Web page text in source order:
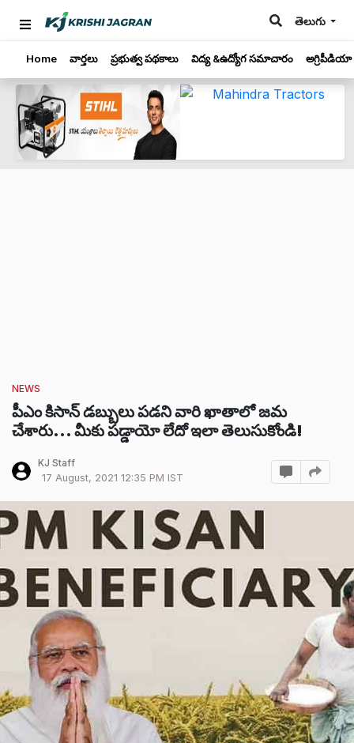
తెలుగు
Home వార్తలు ప్రభుత్వ పథకాలు విద్య &ఉద్యోగ సమాచారం అగ్రిపీడియా
NEWS
పీఎం కిసాన్ డబ్బులు పడని వారి ఖాతాలో జమ
చేశారు... మీకు పడ్డాయో లేదో ఇలా తెలుసుకోండి!
KJ Staff
17 August, 2021 12:35 PM IST